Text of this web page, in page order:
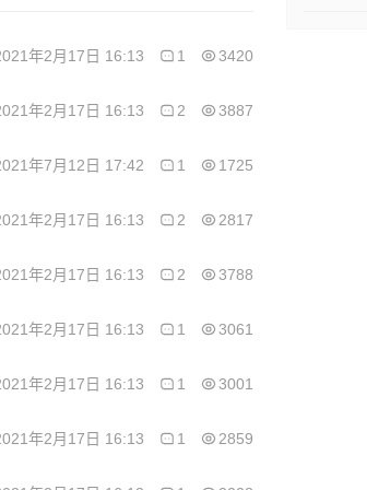
年2月17日 16:13 1 3420
年2月17日 16:13 2 3887
年7月12日 17:42 1 1725
年2月17日 16:13 2 2817
年2月17日 16:13 2 3788
年2月17日 16:13 1 3061
年2月17日 16:13 1 3001
年2月17日 16:13 1 2859